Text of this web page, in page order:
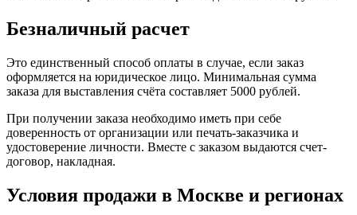
Безналичный расчет
Это единственный способ оплаты в случае, если заказ
оформляется на юридическое лицо. Минимальная сумма
заказа для выставления счёта составляет 5000 рублей.
При получении заказа необходимо иметь при себе
доверенность от организации или печать-заказчика и
удостоверение личности. Вместе с заказом выдаются счет-
договор, накладная.
Условия продажи в Москве и регионах